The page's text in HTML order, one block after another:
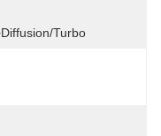
Turbo